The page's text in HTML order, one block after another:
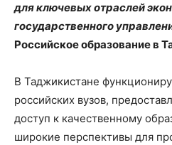
для ключевых отраслей
государственного
Российское образование в
​В Таджикистане
российских вузов,
доступ к качественному
широкие перспективы для